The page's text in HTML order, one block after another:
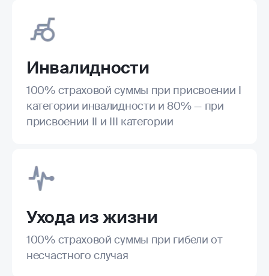
Инвалидности
100% страховой суммы при присвоении I
категории инвалидности и 80% — при
присвоении II и III категории
Ухода из жизни
100% страховой суммы при гибели от
несчастного случая